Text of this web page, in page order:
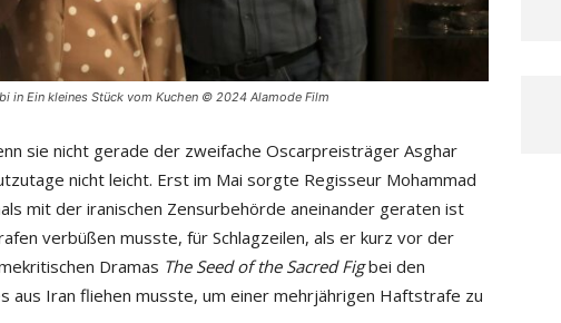
in Ein kleines Stück vom Kuchen © 2024 Alamode Film
sie nicht gerade der zweifache Oscarpreisträger Asghar
nicht leicht. Erst im Mai sorgte Regisseur Mohammad
mit der iranischen Zensurbehörde aneinander geraten ist
verbüßen musste, für Schlagzeilen, als er kurz vor der
Dramas The Seed of the Sacred Figbei den
aus Iran fliehen musste, um einer mehrjährigen Haftstrafe zu